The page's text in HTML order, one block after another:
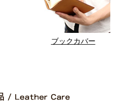
ブックカバー